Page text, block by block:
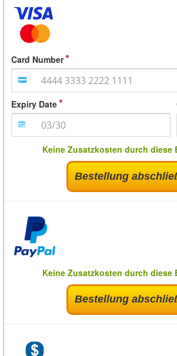
Card Number
Expiry Date
Keine Zusatzkosten durch diese
Bestellung
Keine Zusatzkosten durch diese
Bestellung